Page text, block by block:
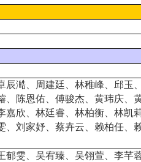
辰澔、周建廷、林稚峰、邱玉
陈恩佑、傅骏杰、黄玮庆、
欣、林廷睿、林柏衡、林凯
刘家妤、蔡卉云、赖柏任、
雯、吴宥臻、吴翎萱、李芊